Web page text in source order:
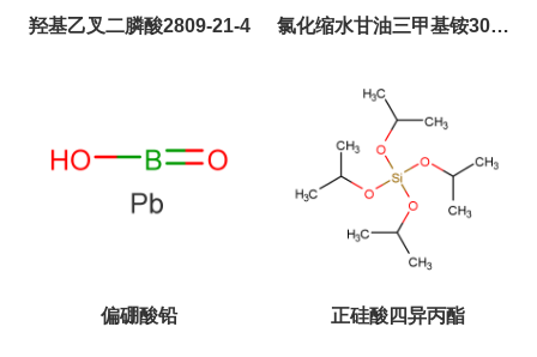
羟基乙叉二膦酸2809-21-4 氯化缩水甘油三甲基铵3033-
偏硼酸铅 正硅酸四异丙酯